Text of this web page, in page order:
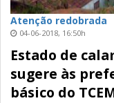
Atenção redobrada
04-06-2018, 16:50h
Estado de
sugere às
básico do